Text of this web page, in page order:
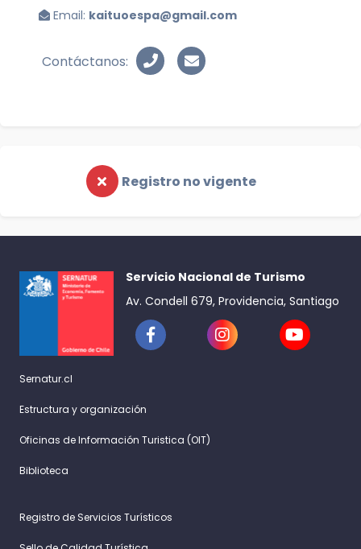
Email: kaituoespa@gmail.com
Contáctanos:
Registro no vigente
Servicio Nacional de Turismo
Av. Condell 679, Providencia, Santiago
Sernatur.cl
Estructura y organización
Oficinas de Información Turistica (OIT)
Biblioteca
Registro de Servicios Turísticos